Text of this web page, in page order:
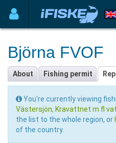
Björna FVOF
About Fishing permit
You're currently viewing
Västersjön, Kravattnet m fl
the list to the whole region, or
of the country.